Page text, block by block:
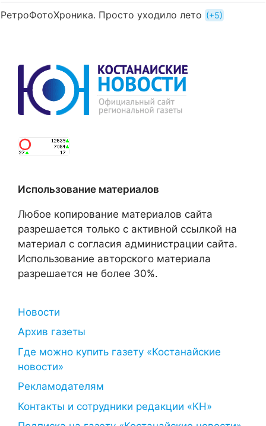
РетроФотоХроника. Просто уходило лето +5
Использование материалов
Любое копирование материалов сайта
разрешается только с активной ссылкой на
материал с согласия администрации сайта.
Использование авторского материала
разрешается не более 30%.
Новости
Архив газеты
Где можно купить газету «Костанайские
новости»
Рекламодателям
Контакты и сотрудники редакции «КН»